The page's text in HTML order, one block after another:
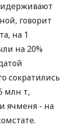
говорит
на 1
на 20%
сократились
млн т,
ячменя - на